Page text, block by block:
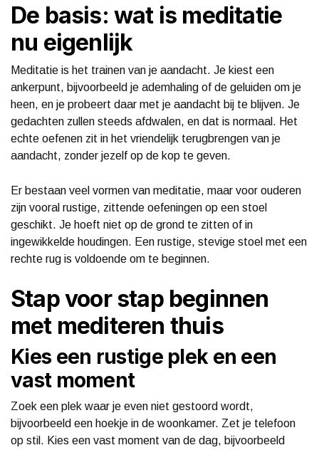
De basis: wat is meditatie
nu eigenlijk
Meditatie is het trainen van je aandacht. Je kiest een
ankerpunt, bijvoorbeeld je ademhaling of de geluiden om je
heen, en je probeert daar met je aandacht bij te blijven. Je
gedachten zullen steeds afdwalen, en dat is normaal. Het
echte oefenen zit in het vriendelijk terugbrengen van je
aandacht, zonder jezelf op de kop te geven.
Er bestaan veel vormen van meditatie, maar voor ouderen
zijn vooral rustige, zittende oefeningen op een stoel
geschikt. Je hoeft niet op de grond te zitten of in
ingewikkelde houdingen. Een rustige, stevige stoel met een
rechte rug is voldoende om te beginnen.
Stap voor stap beginnen
met mediteren thuis
Kies een rustige plek en een
vast moment
Zoek een plek waar je even niet gestoord wordt,
bijvoorbeeld een hoekje in de woonkamer. Zet je telefoon
op stil. Kies een vast moment van de dag, bijvoorbeeld